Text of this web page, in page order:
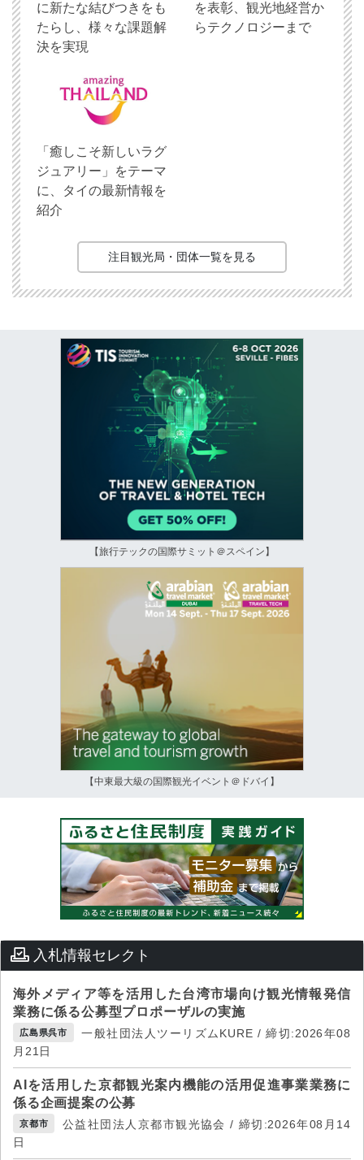
に新たな結びつきをも
たらし、様々な課題解
決を実現
を表彰、観光地経営か
らテクノロジーまで
「癒しこそ新しいラグ
ジュアリー」をテーマ
に、タイの最新情報を
紹介
注目観光局・団体一覧を見る
【旅行テックの国際サミット＠スペイン】
【中東最大級の国際観光イベント＠ドバイ】
入札情報セレクト
海外メディア等を活用した台湾市場向け観光情報発信
業務に係る公募型プロポーザルの実施
広島県呉市
一般社団法人ツーリズムKURE / 締切:2026年08
月21日
AIを活用した京都観光案内機能の活用促進事業業務に
係る企画提案の公募
京都市
公益社団法人京都市観光協会 / 締切:2026年08月14
日